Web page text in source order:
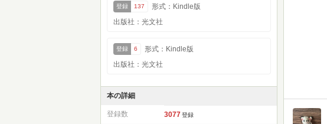
登録 137
形式：Kindle版
出版社：光文社
登録 6
形式：Kindle版
出版社：光文社
本の詳細
登録数 3077 登録